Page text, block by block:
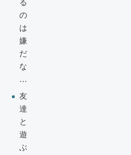
る
の
は
嫌
だ
な
…
友
達
と
遊
ぶ